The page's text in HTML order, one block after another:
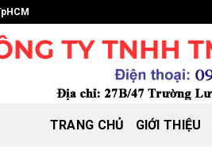
TRANG CHỦ GIỚI THIỆU